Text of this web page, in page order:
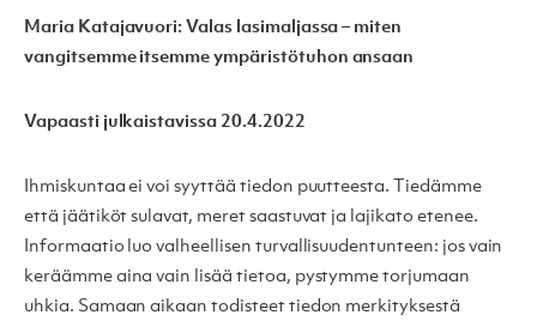
Maria Katajavuori: Valas lasimaljassa – miten
vangitsemme itsemme ympäristötuhon ansaan
Vapaasti julkaistavissa 20.4.2022
Ihmiskuntaa ei voi syyttää tiedon puutteesta. Tiedämme
että jäätiköt sulavat, meret saastuvat ja lajikato etenee.
Informaatio luo valheellisen turvallisuudentunteen: jos vain
keräämme aina vain lisää tietoa, pystymme torjumaan
uhkia. Samaan aikaan todisteet tiedon merkityksestä